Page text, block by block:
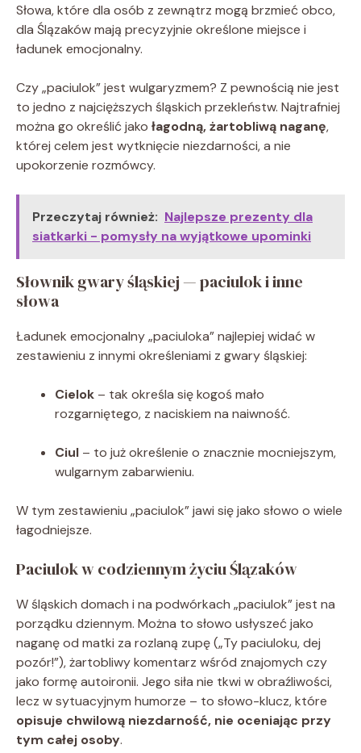
Słowa, które dla osób z zewnątrz mogą brzmieć obco,
dla Ślązaków mają precyzyjnie określone miejsce i
ładunek emocjonalny.
Czy „paciulok” jest wulgaryzmem? Z pewnością nie jest
to jedno z najcięższych śląskich przekleństw. Najtrafniej
można go określić jako łagodną, żartobliwą naganę,
której celem jest wytknięcie niezdarności, a nie
upokorzenie rozmówcy.
Przeczytaj również: Najlepsze prezenty dla
siatkarki - pomysły na wyjątkowe upominki
Słownik gwary śląskiej — paciulok i inne
słowa
Ładunek emocjonalny „paciuloka” najlepiej widać w
zestawieniu z innymi określeniami z gwary śląskiej:
Cielok – tak określa się kogoś mało
rozgarniętego, z naciskiem na naiwność.
Ciul – to już określenie o znacznie mocniejszym,
wulgarnym zabarwieniu.
W tym zestawieniu „paciulok” jawi się jako słowo o wiele
łagodniejsze.
Paciulok w codziennym życiu Ślązaków
W śląskich domach i na podwórkach „paciulok” jest na
porządku dziennym. Można to słowo usłyszeć jako
naganę od matki za rozlaną zupę („Ty paciuloku, dej
pozór!”), żartobliwy komentarz wśród znajomych czy
jako formę autoironii. Jego siła nie tkwi w obraźliwości,
lecz w sytuacyjnym humorze – to słowo-klucz, które
opisuje chwilową niezdarność, nie oceniając przy
tym całej osoby.